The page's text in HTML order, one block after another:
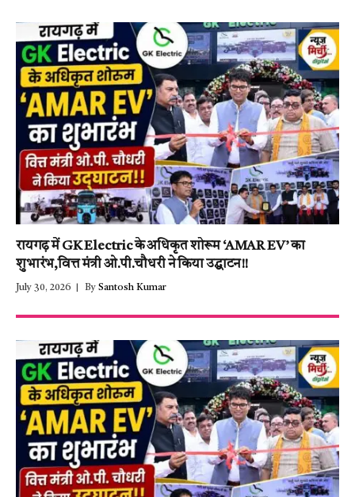
रायगढ़ में GK Electric के अधिकृत शोरूम ‘AMAR EV’ का
शुभारंभ,वित्त मंत्री ओ.पी.चौधरी ने किया उद्घाटन!!
July 30, 2026 By Santosh Kumar